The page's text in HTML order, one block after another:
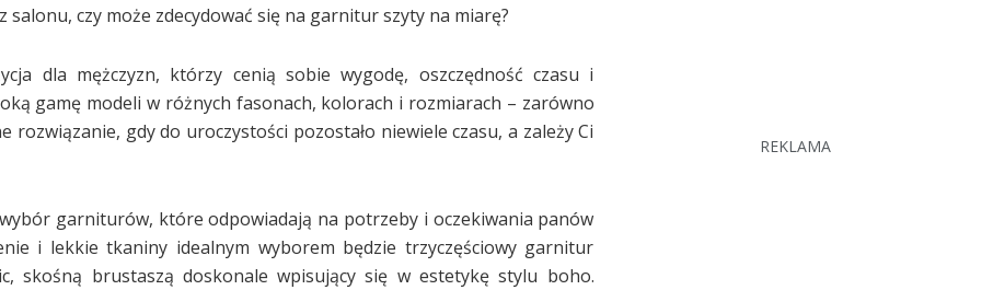
czy może zdecydować się na garnitur szyty na miarę?
dla mężczyzn, którzy cenią sobie wygodę, oszczędność czasu i
gamę modeli w różnych fasonach, kolorach i rozmiarach – zarówno
gdy do uroczystości pozostało niewiele czasu, a zależy Ci
garniturów, które odpowiadają na potrzeby i oczekiwania panów
i lekkie tkaniny idealnym wyborem będzie trzyczęściowy garnitur
skośną brustaszą doskonale wpisujący się w estetykę stylu boho.
REKLAMA